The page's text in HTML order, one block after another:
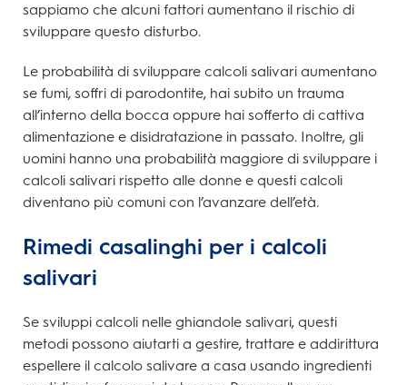
sappiamo che alcuni fattori aumentano il rischio di
sviluppare questo disturbo.
Le probabilità di sviluppare calcoli salivari aumentano
se fumi, soffri di parodontite, hai subito un trauma
all’interno della bocca oppure hai sofferto di cattiva
alimentazione e disidratazione in passato. Inoltre, gli
uomini hanno una probabilità maggiore di sviluppare i
calcoli salivari rispetto alle donne e questi calcoli
diventano più comuni con l’avanzare dell’età.
Rimedi casalinghi per i calcoli
salivari
Se sviluppi calcoli nelle ghiandole salivari, questi
metodi possono aiutarti a gestire, trattare e addirittura
espellere il calcolo salivare a casa usando ingredienti